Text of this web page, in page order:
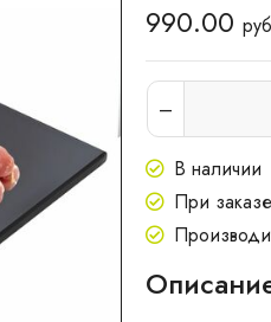
990.00
В наличии
При